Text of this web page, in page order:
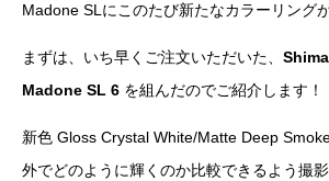
Madone SLにこのたび新たなカラーリング
まずは、いち早くご注文いただいた、
Madone SL 6 を組んだのでご紹介します！
新色 Gloss Crystal White/Matte Deep
外でどのように輝くのか比較できるよう撮